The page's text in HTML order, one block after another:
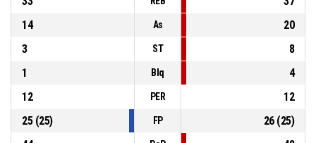
14
As
20
3
ST
8
1
Blq
4
12
PER
12
25(25) FP 26(25)